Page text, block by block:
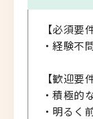
【必須要件
・経験不
【歓迎要件
・積極的
・明るく